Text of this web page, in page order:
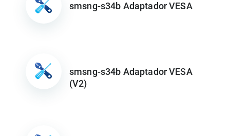
smsng-s34b Adaptador VESA
smsng-s34b Adaptador VESA
(V2)